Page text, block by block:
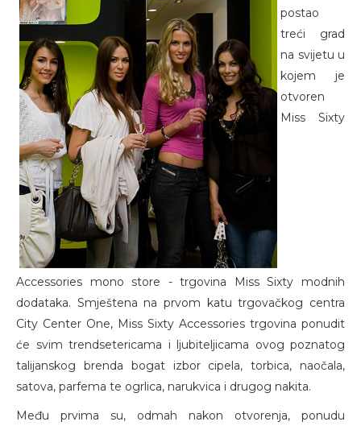
postao
treći grad
na svijetu u
kojem je
otvoren
Miss Sixty
Accessories mono store - trgovina Miss Sixty modnih
dodataka. Smještena na prvom katu trgovačkog centra
City Center One, Miss Sixty Accessories trgovina ponudit
će svim trendsetericama i ljubiteljicama ovog poznatog
talijanskog brenda bogat izbor cipela, torbica, naočala,
satova, parfema te ogrlica, narukvica i drugog nakita.
Među prvima su, odmah nakon otvorenja, ponudu